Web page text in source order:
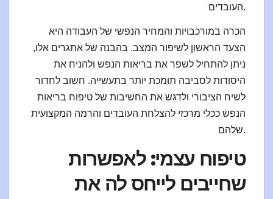
העובדים.
הכרה במורכבויות והמחיר הנפשי של העבודה היא
הצעד הראשון לשיפור המצב. בהבנה של אתגרים אלו,
ניתן להתחיל לשפר את בריאות הנפש ולהניח את
היסודות לסביבה תומכת יותר בתעשייה. חשוב לחדור
לשיח הציבורי ולדגש את החשיבות של טיפוח בריאות
הנפש ככלי מרכזי להצלחת העובדים והרמה המקצועית
שלהם.
טיפוח עצמי: לאפשרות
שחייבים לייחס לה את